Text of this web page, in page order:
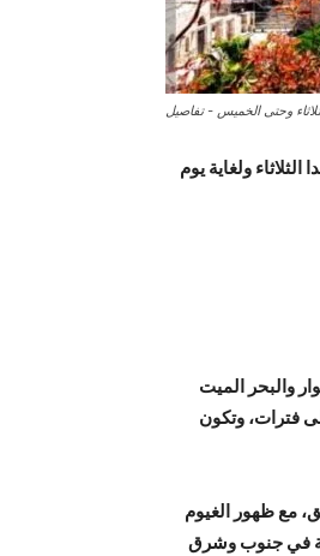
وحتى الخميس - تفاصيل
ولغاية يوم
والبحر الميت
فترات، وتكون
مع ظهور الغيوم
في جنوب وشرق